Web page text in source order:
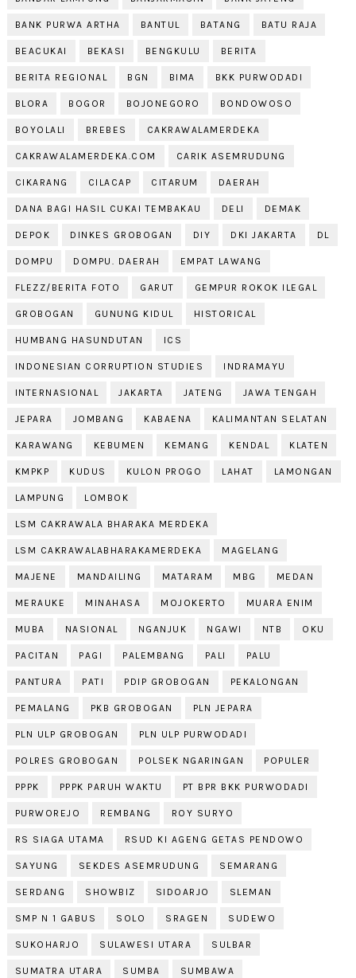
BANK PURWA ARTHA BANTUL BATANG BATU RAJA
BEACUKAI BEKASI BENGKULU BERITA
BERITA REGIONAL BGN BIMA BKK PURWODADI
BLORA BOGOR BOJONEGORO BONDOWOSO
BOYOLALI BREBES CAKRAWALAMERDEKA
CAKRAWALAMERDEKA.COM CARIK ASEMRUDUNG
CIKARANG CILACAP CITARUM DAERAH
DANA BAGI HASIL CUKAI TEMBAKAU DELI DEMAK
DEPOK DINKES GROBOGAN DIY DKI JAKARTA DL
DOMPU DOMPU. DAERAH EMPAT LAWANG
FLEZZ/BERITA FOTO GARUT GEMPUR ROKOK ILEGAL
GROBOGAN GUNUNG KIDUL HISTORICAL
HUMBANG HASUNDUTAN ICS
INDONESIAN CORRUPTION STUDIES INDRAMAYU
INTERNASIONAL JAKARTA JATENG JAWA TENGAH
JEPARA JOMBANG KABAENA KALIMANTAN SELATAN
KARAWANG KEBUMEN KEMANG KENDAL KLATEN
KMPKP KUDUS KULON PROGO LAHAT LAMONGAN
LAMPUNG LOMBOK
LSM CAKRAWALA BHARAKA MERDEKA
LSM CAKRAWALABHARAKAMERDEKA MAGELANG
MAJENE MANDAILING MATARAM MBG MEDAN
MERAUKE MINAHASA MOJOKERTO MUARA ENIM
MUBA NASIONAL NGANJUK NGAWI NTB OKU
PACITAN PAGI PALEMBANG PALI PALU
PANTURA PATI PDIP GROBOGAN PEKALONGAN
PEMALANG PKB GROBOGAN PLN JEPARA
PLN ULP GROBOGAN PLN ULP PURWODADI
POLRES GROBOGAN POLSEK NGARINGAN POPULER
PPPK PPPK PARUH WAKTU PT BPR BKK PURWODADI
PURWOREJO REMBANG ROY SURYO
RS SIAGA UTAMA RSUD KI AGENG GETAS PENDOWO
SAYUNG SEKDES ASEMRUDUNG SEMARANG
SERDANG SHOWBIZ SIDOARJO SLEMAN
SMP N 1 GABUS SOLO SRAGEN SUDEWO
SUKOHARJO SULAWESI UTARA SULBAR
SUMATRA UTARA SUMBA SUMBAWA